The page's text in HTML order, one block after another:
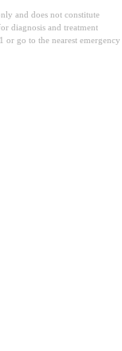
and does not constitute
diagnosis and treatment
or go to the nearest emergency